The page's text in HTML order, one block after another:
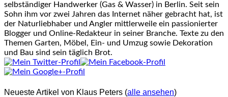
selbständiger Handwerker (Gas & Wasser) in Berlin. Seit sein
Sohn ihm vor zwei Jahren das Internet näher gebracht hat, ist
der Naturliebhaber und Angler mittlerweile ein passionierter
Blogger und Online-Redakteur in seiner Branche. Texte zu den
Themen Garten, Möbel, Ein- und Umzug sowie Dekoration
und Bau sind sein täglich Brot.
Neueste Artikel von Klaus Peters (alle ansehen)